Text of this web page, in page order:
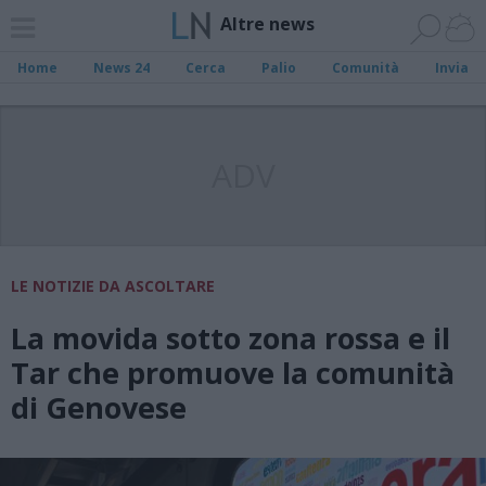
Altre news
Home News 24 Cerca Palio Comunità Invia
LE NOTIZIE DA ASCOLTARE
La movida sotto zona rossa e il
Tar che promuove la comunità
di Genovese